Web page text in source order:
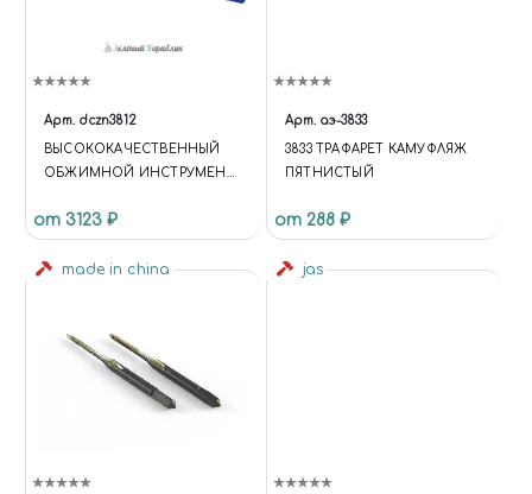
Арт. dczn3812
ВЫСОКОКАЧЕСТВЕННЫЙ
ОБЖИМНОЙ ИНСТРУМЕНТ,
от 3123 ₽
Арт. аэ-3833
3833 ТРАФАРЕТ КАМУФЛЯЖ
ПЯТНИСТЫЙ
от 288 ₽
made in china jas